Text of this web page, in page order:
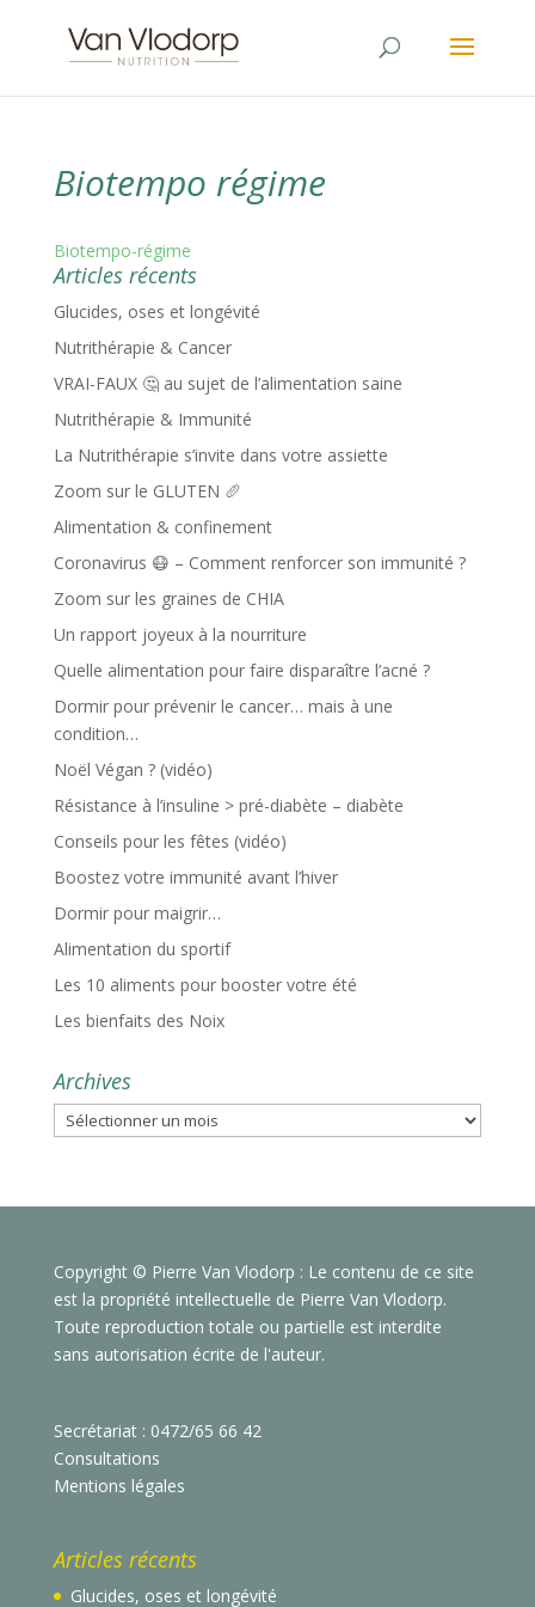
Biotempo régime
Biotempo-régime
Articles récents
Glucides, oses et longévité
Nutrithérapie & Cancer
VRAI-FAUX 🤔 au sujet de l’alimentation saine
Nutrithérapie & Immunité
La Nutrithérapie s’invite dans votre assiette
Zoom sur le GLUTEN 🥖
Alimentation & confinement
Coronavirus 😷 – Comment renforcer son immunité ?
Zoom sur les graines de CHIA
Un rapport joyeux à la nourriture
Quelle alimentation pour faire disparaître l’acné ?
Dormir pour prévenir le cancer… mais à une
condition…
Noël Végan ? (vidéo)
Résistance à l’insuline > pré-diabète – diabète
Conseils pour les fêtes (vidéo)
Boostez votre immunité avant l’hiver
Dormir pour maigrir…
Alimentation du sportif
Les 10 aliments pour booster votre été
Les bienfaits des Noix
Archives
Archives
Copyright © Pierre Van Vlodorp : Le contenu de ce site
est la propriété intellectuelle de Pierre Van Vlodorp.
Toute reproduction totale ou partielle est interdite
sans autorisation écrite de l'auteur.
Secrétariat : 0472/65 66 42
Consultations
Mentions légales
Articles récents
Glucides, oses et longévité